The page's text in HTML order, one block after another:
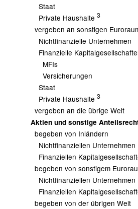
Staat
Private Haushalte 3
vergeben an sonstigen
Nichtfinanzielle Unternehmen
Finanzielle
MFIs
Versicherungen
Staat
Private Haushalte 3
vergeben an die übrige Welt
Aktien und sonstige
begeben von Inländern
Nichtfinanziellen Unternehmen
Finanziellen
begeben von sonstigem
Nichtfinanziellen Unternehmen
Finanziellen
begeben von der übrigen Welt